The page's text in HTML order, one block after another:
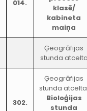
014.
klasē/
kabineta
maiņa
Ģeogrāfijas
stunda
302.
Ģeogrāfijas
stunda
Bioloģijas
stunda